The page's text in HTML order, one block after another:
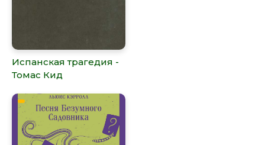
Испанская трагедия -
Томас Кид